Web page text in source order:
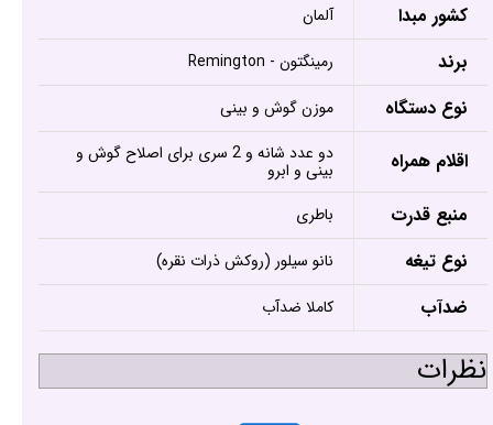
کشور مبدا آلمان
برند رمینگتون - Remington
نوع دستگاه موزن گوش و بینی
اقلام همراه دو عدد شانه و 2 سری برای اصلاح گوش و
بینی و ابرو
منبع قدرت باطری
نوع تیغه نانو سیلور (روکش ذرات نقره)
ضدآب کاملا ضدآب
نظرات